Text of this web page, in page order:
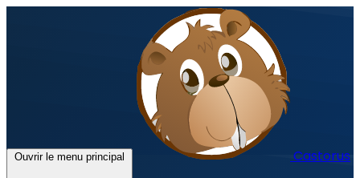
Ouvrir le menu principal Castorus